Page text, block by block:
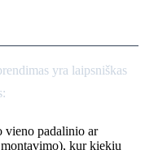
yra laipsniškas
vieno padalinio ar
kur kiekių